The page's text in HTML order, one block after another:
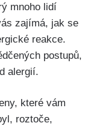
mnoho lidí
zajímá, ⁤jak se
reakce.
postupů,
alergií.
které vám
roztoče,